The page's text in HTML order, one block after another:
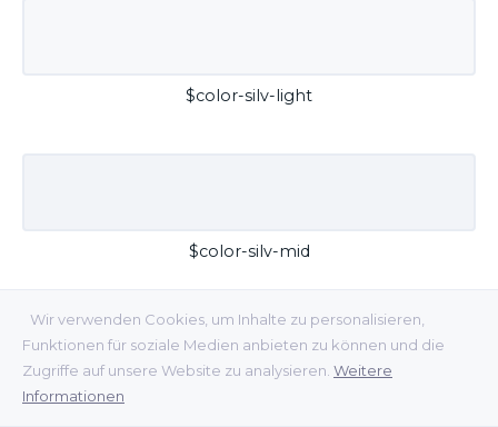
Wir verwenden Cookies, um Inhalte zu personalisieren,
Funktionen für soziale Medien anbieten zu können und die
Zugriffe auf unsere Website zu analysieren. Weitere
Informationen
$color-silv-light
$color-silv-mid